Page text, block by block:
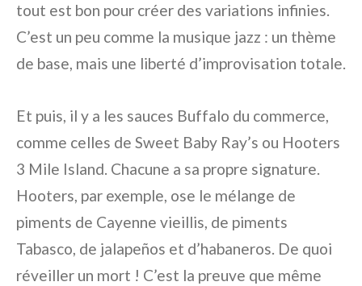
tout est bon pour créer des variations infinies.
C’est un peu comme la musique jazz : un thème
de base, mais une liberté d’improvisation totale.
Et puis, il y a les sauces Buffalo du commerce,
comme celles de Sweet Baby Ray’s ou Hooters
3 Mile Island. Chacune a sa propre signature.
Hooters, par exemple, ose le mélange de
piments de Cayenne vieillis, de piments
Tabasco, de jalapeños et d’habaneros. De quoi
réveiller un mort ! C’est la preuve que même